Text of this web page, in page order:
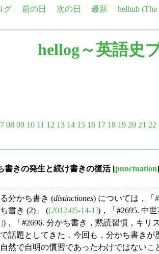
グ 前の日 次の日 最新
helhub
hellog～英語史
08 09 10 11 12 13 14 15 16 17 18 19 20 21 22
書きの発生と続け書きの復活[punctuation
分かち書き (distinctiones) については，「
ち書き (2)」 ([2012-05-14-1])，「#2695. 中
)，「#2696. 分かち書き，黙読習慣，キリ
話題としてきた．今回も，分かち書き
然で自明の慣習であったわけではない